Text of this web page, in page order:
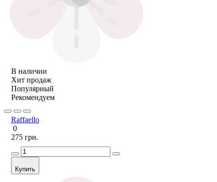
В наличии
Хит продаж
Популярный
Рекомендуем
Raffaello
0
275 грн.
Купить